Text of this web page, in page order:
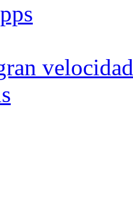
velocidad